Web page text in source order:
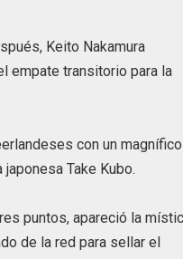
Keito Nakamura
empate transitorio para la
con un magnífico
Take Kubo.
puntos, apareció la
de la red para sellar el